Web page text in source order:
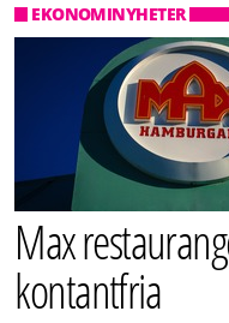
EKONOMINYHETER
Max
kontantfria